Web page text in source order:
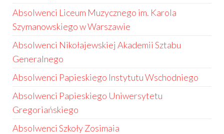
Absolwenci Liceum Muzycznego im. Karola
Szymanowskiego w Warszawie
Absolwenci Nikołajewskiej Akademii Sztabu
Generalnego
Absolwenci Papieskiego Instytutu Wschodniego
Absolwenci Papieskiego Uniwersytetu
Gregoriańskiego
Absolwenci Szkoły Zosimaia